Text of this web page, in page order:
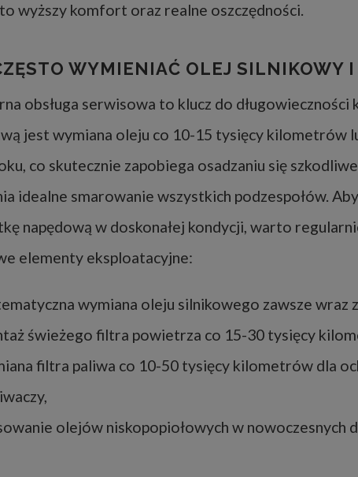
wyższy komfort oraz realne oszczędności.
WYMIENIAĆ OLEJ SILNIKOWY I
obsługa serwisowa to klucz do długowieczności
jest wymiana oleju co 10-15 tysięcy kilometrów
co skutecznie zapobiega osadzaniu się
idealne smarowanie wszystkich podzespołów.
napędową w doskonałej kondycji, warto
elementy eksploatacyjne:
wymiana oleju silnikowego zawsze wraz
świeżego filtra powietrza co 15-30 tysięcy
filtra paliwa co 10-50 tysięcy kilometrów dla
olejów niskopopiołowych w nowoczesnych